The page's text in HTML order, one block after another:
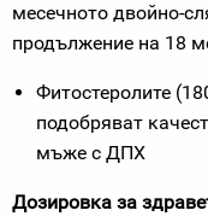
месечното двойно-
продължение на 18
Фитостеролите
подобряват
мъже с ДПХ
Дозировка за